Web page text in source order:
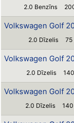
2.0 Benzīns
Volkswagen Golf
2.0 Dīzelis 75
Volkswagen Golf
2.0 Dīzelis
Volkswagen Golf
2.0 Dīzelis